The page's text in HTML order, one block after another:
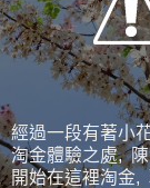
經過一段有著小
淘金體驗之處,
開始在這裡淘金,